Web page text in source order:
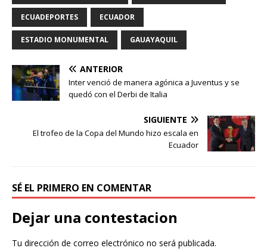
ECUADEPORTES ECUADOR
ESTADIO MONUMENTAL GAUAYAQUIL
ANTERIOR
Inter venció de manera agónica a Juventus y se
quedó con el Derbi de Italia
SIGUIENTE
El trofeo de la Copa del Mundo hizo escala en
Ecuador
SÉ EL PRIMERO EN COMENTAR
Dejar una contestacion
Tu dirección de correo electrónico no será publicada.